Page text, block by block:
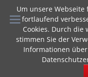
Um unsere
fortlaufend
Cookies. Durch die
stimmen Sie der
Informationen